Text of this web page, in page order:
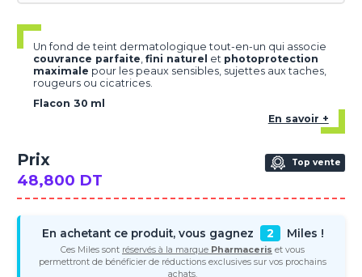
Un fond de teint dermatologique tout-en-un qui associe
couvrance parfaite,fini naturel et photoprotection
maximale pour les peaux sensibles, sujettes aux taches,
rougeurs ou cicatrices.
Flacon 30 ml
En savoir +
Prix
48,800 DT
Top vente
En achetant ce produit, vous gagnez 2 Miles !
Ces Miles sont réservés à la marque Pharmaceris et vous
permettront de bénéficier de réductions exclusives sur vos prochains
achats.